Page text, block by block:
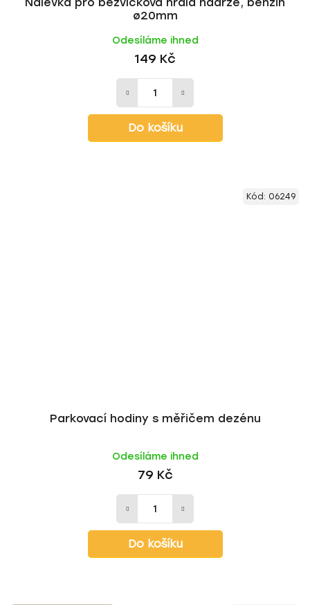
ø20mm
Odesíláme ihned
149 Kč
Do košíku
Parkovací hodiny s měřičem dezénu
Odesíláme ihned
79 Kč
Do košíku
Kód: 06249